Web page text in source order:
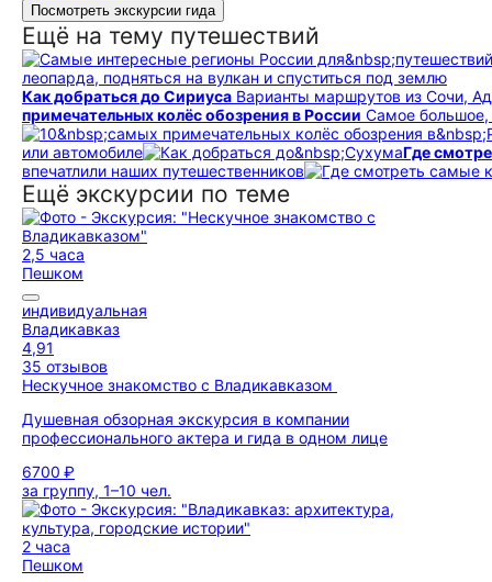
Посмотреть экскурсии гида
Ещё на тему путешествий
леопарда, подняться на вулкан и спуститься под землю
Как добраться до Сириуса Варианты маршрутов из Сочи,
примечательных колёс обозрения в России Самое большое,
или автомобиле
Где
впечатлили наших путешественников
Ещё экскурсии по теме
2,5 часа
Пешком
индивидуальная
Владикавказ
4,91
35 отзывов
Нескучное знакомство с Владикавказом
Душевная обзорная экскурсия в компании
профессионального актера и гида в одном лице
6700 ₽
за группу, 1–10 чел.
2 часа
Пешком